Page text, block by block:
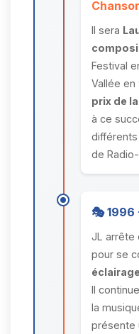
Il sera
Festival
Vallée en
prix de
à ce
de
🎭 1996
JL arrête
pour se
Il
la
présente